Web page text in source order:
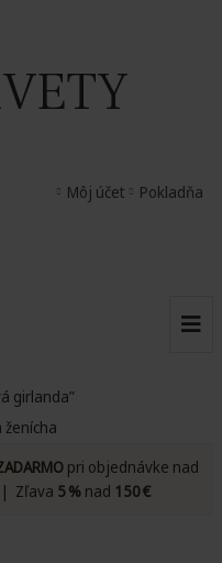
Môj účet Pokladňa
girlanda”
pri objednávke nad
Zľava 5 %nad 150 €